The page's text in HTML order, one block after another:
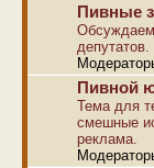
Пивные
Обсуждаем
депутатов.
Пивной
Тема для
смешные
реклама.